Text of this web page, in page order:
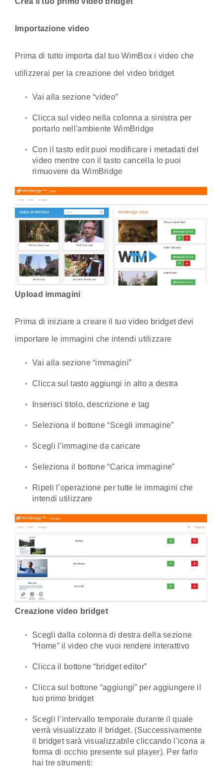
Importazione video
Prima di tutto importa dal tuo WimBox i video che
utilizzerai per la creazione del video bridget
Vai alla sezione “video”
Clicca sul video nella colonna a sinistra per
portarlo nell'ambiente WimBridge
Con il tasto edit puoi modificare i metadati del
video mentre con il tasto cancella lo puoi
rimuovere da WimBridge
Upload immagini
Prima di iniziare a creare il tuo video bridget devi
importare le immagini che intendi utilizzare
Vai alla sezione “immagini”
Clicca sul tasto aggiungi in alto a destra
Inserisci titolo, descrizione e tag
Seleziona il bottone “Scegli immagine”
Scegli l’immagine da caricare
Seleziona il bottone “Carica immagine”
Ripeti l’operazione per tutte le immagini che
intendi utilizzare
Creazione video bridget
Scegli dalla colonna di destra della sezione
“Home” il video che vuoi rendere interattivo
Clicca il bottone “bridget editor”
Clicca sul bottone “aggiungi” per aggiungere il
tuo primo bridget
Scegli l’intervallo temporale durante il quale
verrà visualizzato il bridget. (Successivamente
il bridget sarà visualizzabile cliccando l’icona a
forma di occhio presente sul player). Per farlo
hai tre strumenti: